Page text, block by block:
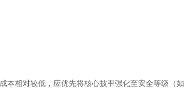
本相对较低，应优先将核心披甲强化至安全等级（如